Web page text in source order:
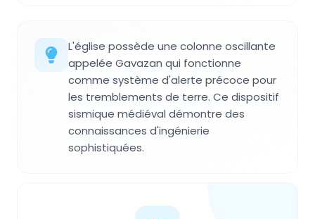
L'église possède une colonne oscillante
appelée Gavazan qui fonctionne
comme système d'alerte précoce pour
les tremblements de terre. Ce dispositif
sismique médiéval démontre des
connaissances d'ingénierie
sophistiquées.